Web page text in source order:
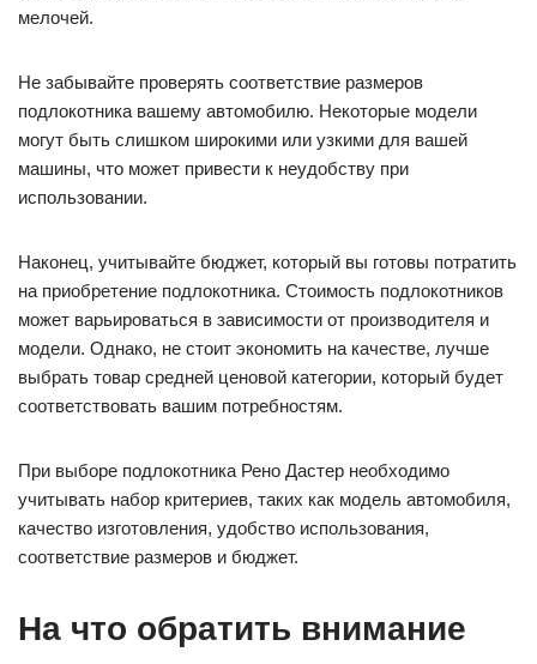
мелочей.
Не забывайте проверять соответствие размеров
подлокотника вашему автомобилю. Некоторые модели
могут быть слишком широкими или узкими для вашей
машины, что может привести к неудобству при
использовании.
Наконец, учитывайте бюджет, который вы готовы потратить
на приобретение подлокотника. Стоимость подлокотников
может варьироваться в зависимости от производителя и
модели. Однако, не стоит экономить на качестве, лучше
выбрать товар средней ценовой категории, который будет
соответствовать вашим потребностям.
При выборе подлокотника Рено Дастер необходимо
учитывать набор критериев, таких как модель автомобиля,
качество изготовления, удобство использования,
соответствие размеров и бюджет.
На что обратить внимание